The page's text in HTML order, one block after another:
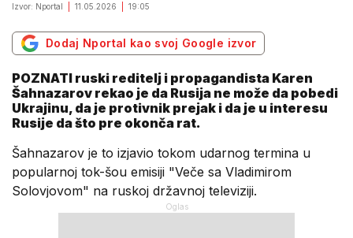
Izvor: Nportal 11.05.2026 19:05
Dodaj Nportal kao svoj Google izvor
POZNATI ruski reditelj i propagandista Karen
Šahnazarov rekao je da Rusija ne može da pobedi
Ukrajinu, da je protivnik prejak i da je u interesu
Rusije da što pre okonča rat.
Šahnazarov je to izjavio tokom udarnog termina u
popularnoj tok-šou emisiji "Veče sa Vladimirom
Solovjovom" na ruskoj državnoj televiziji.